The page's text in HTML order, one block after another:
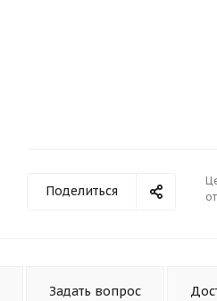
Поделиться
Задать вопрос